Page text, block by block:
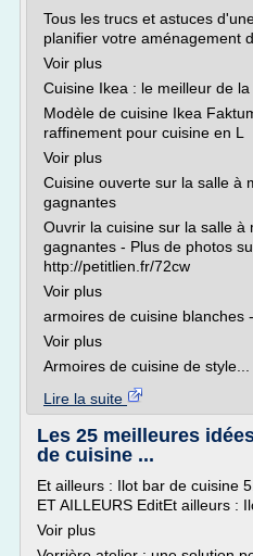
Tous les trucs et astuces
planifier votre aménagement
Voir plus
Cuisine Ikea : le meilleur de
Modèle de cuisine Ikea
raffinement pour cuisine en L
Voir plus
Cuisine ouverte sur la salle à
gagnantes
Ouvrir la cuisine sur la salle à
gagnantes - Plus de photos
http://petitlien.fr/72cw
Voir plus
armoires de cuisine blanches
Voir plus
Armoires de cuisine de style...
Lire la suite
Les 25 meilleures
de cuisine ...
Et ailleurs : Ilot bar de cuisine
ET AILLEURS EditEt ailleurs :
Voir plus